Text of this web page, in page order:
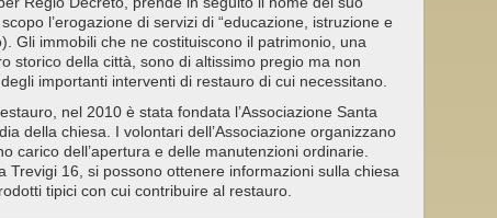
l’erogazione di servizi di “educazione, istruzione e
Gli immobili che ne costituiscono il patrimonio, una
storico della città, sono di altissimo pregio ma non
importanti interventi di restauro di cui necessitano.
nel 2010 è stata fondata l’Associazione Santa
della chiesa. I volontari dell’Associazione organizzano
carico dell’apertura e delle manutenzioni ordinarie.
Trevigi 16, si possono ottenere informazioni sulla chiesa
tipici con cui contribuire al restauro.